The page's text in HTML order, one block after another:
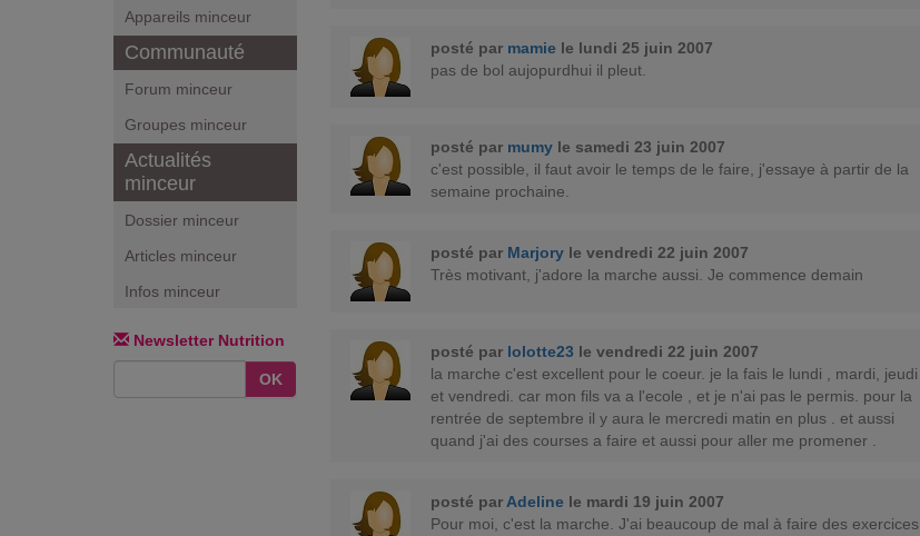
Appareils minceur
Communauté
Forum minceur
Groupes minceur
Actualités
minceur
Dossier minceur
Articles minceur
Infos minceur
Newsletter Nutrition
OK
posté par mamie le lundi 25 juin 2007
pas de bol aujopurdhui il pleut.
posté par mumy le samedi 23 juin 2007
c'est possible, il faut avoir le temps de le faire, j'essaye à partir de la
semaine prochaine.
posté par Marjory le vendredi 22 juin 2007
Très motivant, j'adore la marche aussi. Je commence demain
posté par lolotte23 le vendredi 22 juin 2007
la marche c'est excellent pour le coeur. je la fais le lundi , mardi, jeudi ,
et vendredi. car mon fils va a l'ecole , et je n'ai pas le permis. pour la
rentrée de septembre il y aura le mercredi matin en plus . et aussi
quand j'ai des courses a faire et aussi pour aller me promener .
posté par Adeline le mardi 19 juin 2007
Pour moi, c'est la marche. J'ai beaucoup de mal à faire des exercices,